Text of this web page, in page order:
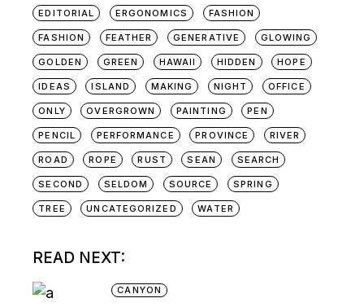
EDITORIAL ERGONOMICS FASHION
FASHION FEATHER GENERATIVE GLOWING
GOLDEN GREEN HAWAII HIDDEN HOPE
IDEAS ISLAND MAKING NIGHT OFFICE
ONLY OVERGROWN PAINTING PEN
PENCIL PERFORMANCE PROVINCE RIVER
ROAD ROPE RUST SEAN SEARCH
SECOND SELDOM SOURCE SPRING
TREE UNCATEGORIZED WATER
READ NEXT:
CANYON